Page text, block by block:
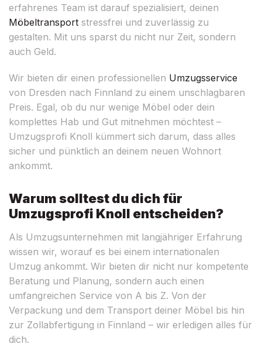
erfahrenes Team ist darauf spezialisiert, deinen
Möbeltransport stressfrei und zuverlässig zu
gestalten. Mit uns sparst du nicht nur Zeit, sondern
auch Geld.
Wir bieten dir einen professionellen Umzugsservice
von Dresden nach Finnland zu einem unschlagbaren
Preis. Egal, ob du nur wenige Möbel oder dein
komplettes Hab und Gut mitnehmen möchtest –
Umzugsprofi Knoll kümmert sich darum, dass alles
sicher und pünktlich an deinem neuen Wohnort
ankommt.
Warum solltest du dich für
Umzugsprofi Knoll entscheiden?
Als Umzugsunternehmen mit langjähriger Erfahrung
wissen wir, worauf es bei einem internationalen
Umzug ankommt. Wir bieten dir nicht nur kompetente
Beratung und Planung, sondern auch einen
umfangreichen Service von A bis Z. Von der
Verpackung und dem Transport deiner Möbel bis hin
zur Zollabfertigung in Finnland – wir erledigen alles für
dich.